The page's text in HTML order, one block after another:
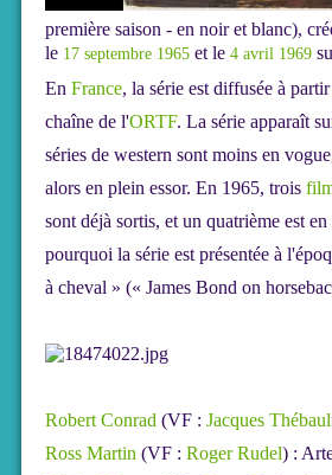
première saison - en noir et blanc),
le 17 septembre 1965 et le 4 avril 1969
En France, la série est diffusée à
chaîne de l'ORTF. La série apparaît
séries de western sont moins en
alors en plein essor. En 1965, trois
sont déjà sortis, et un quatrième est
pourquoi la série est présentée à
à cheval » (« James Bond on
Robert Conrad (VF : Jacques
Ross Martin (VF : Roger Rudel) :